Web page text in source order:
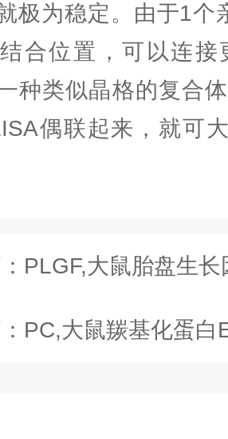
极为稳定。由于1个
合位置，可以连
种类似晶格的复合
偶联起来，就可
PLGF,大鼠胎盘生长因
PC,大鼠羰基化蛋白